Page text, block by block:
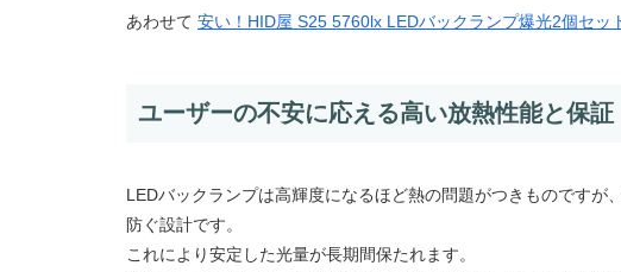
あわせて 安い！HID屋 S25 5760lx LEDバックランプ爆光2個セッ
ユーザーの不安に応える高い放熱性能と保証
LEDバックランプは高輝度になるほど熱の問題がつきものです
防ぐ設計です。
これにより安定した光量が長期間保たれます。